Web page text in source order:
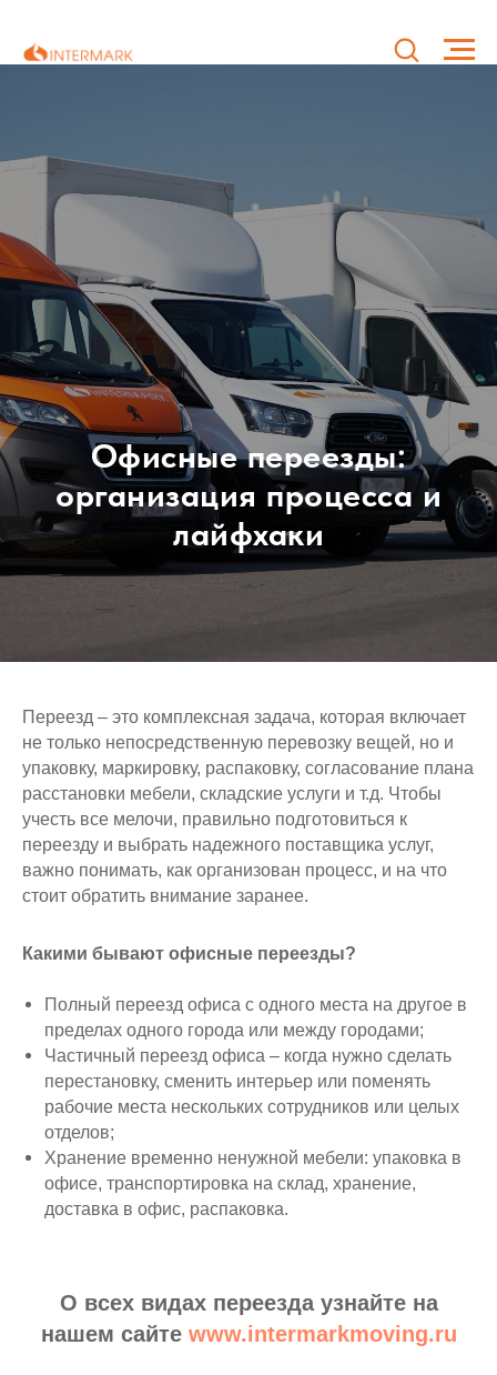
Офисные переезды:
организация процесса и
лайфхаки
Переезд – это комплексная задача, которая включает
не только непосредственную перевозку вещей, но и
упаковку, маркировку, распаковку, согласование плана
расстановки мебели, складские услуги и т.д. Чтобы
учесть все мелочи, правильно подготовиться к
переезду и выбрать надежного поставщика услуг,
важно понимать, как организован процесс, и на что
стоит обратить внимание заранее.
Какими бывают офисные переезды?
Полный переезд офиса с одного места на другое в
пределах одного города или между городами;
Частичный переезд офиса – когда нужно сделать
перестановку, сменить интерьер или поменять
рабочие места нескольких сотрудников или целых
отделов;
Хранение временно ненужной мебели: упаковка в
офисе, транспортировка на склад, хранение,
доставка в офис, распаковка.
О всех видах переезда узнайте на
нашем сайте www.intermarkmoving.ru